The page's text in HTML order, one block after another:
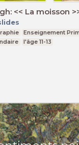
<< La moisson
Enseignement
l'âge 11-13